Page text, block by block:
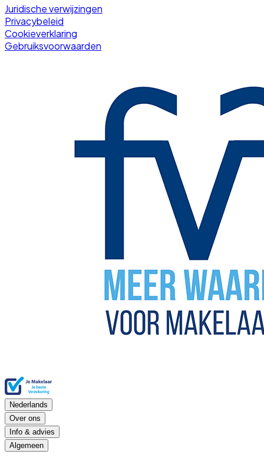
Juridische verwijzingen
Privacybeleid
Cookieverklaring
Gebruiksvoorwaarden
Nederlands
Over ons
Info & advies
Algemeen